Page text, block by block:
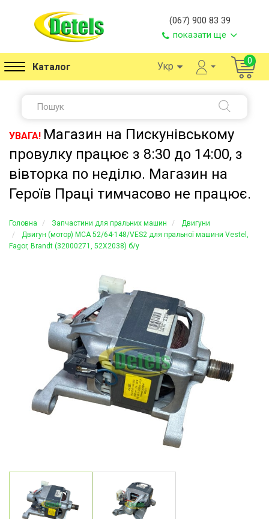
(067) 900 83 39
показати ще
Каталог Укр 0
УВАГА! Магазин на Пискунівському
провулку працює з 8:30 до 14:00, з
вівторка по неділю. Магазин на
Героїв Праці тимчасово не працює.
Головна Запчастини для пральних машин
Двигуни
Двигун (мотор) MCA 52/64-148/VES2 для пральної машини Vestel,
Fagor, Brandt (32000271, 52X2038) б/у